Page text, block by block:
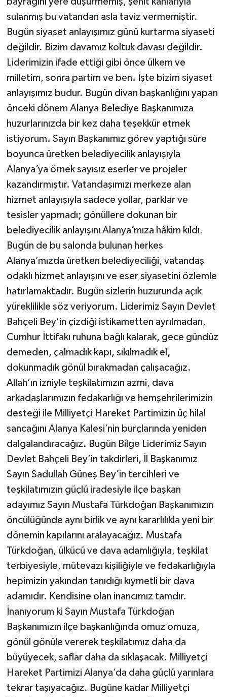
sulanmış bu vatandan asla taviz vermemiştir.
Bugün siyaset anlayışımız günü kurtarma siyaseti
değildir. Bizim davamız koltuk davası değildir.
Liderimizin ifade ettiği gibi önce ülkem ve
milletim, sonra partim ve ben. İşte bizim siyaset
anlayışımız budur. Bugün divan başkanlığını yapan
önceki dönem Alanya Belediye Başkanımıza
huzurlarınızda bir kez daha teşekkür etmek
istiyorum. Sayın Başkanımız görev yaptığı süre
boyunca üretken belediyecilik anlayışıyla
Alanya’ya örnek sayısız eserler ve projeler
kazandırmıştır. Vatandaşımızı merkeze alan
hizmet anlayışıyla sadece yollar, parklar ve
tesisler yapmadı; gönüllere dokunan bir
belediyecilik anlayışını Alanya’mıza hâkim kıldı.
Bugün de bu salonda bulunan herkes
Alanya’mızda üretken belediyeciliği, vatandaş
odaklı hizmet anlayışını ve eser siyasetini özlemle
hatırlamaktadır. Bugün sizlerin huzurunda açık
yüreklilikle söz veriyorum. Liderimiz Sayın Devlet
Bahçeli Bey’in çizdiği istikametten ayrılmadan,
Cumhur İttifakı ruhuna bağlı kalarak, gece gündüz
demeden, çalmadık kapı, sıkılmadık el,
dokunmadık gönül bırakmadan çalışacağız.
Allah’ın izniyle teşkilatımızın azmi, dava
arkadaşlarımızın fedakarlığı ve hemşehrilerimizin
desteği ile Milliyetçi Hareket Partimizin üç hilal
sancağını Alanya Kalesi’nin burçlarında yeniden
dalgalandıracağız. Bugün Bilge Liderimiz Sayın
Devlet Bahçeli Bey’in takdirleri, İl Başkanımız
Sayın Sadullah Güneş Bey’in tercihleri ve
teşkilatımızın güçlü iradesiyle ilçe başkan
adayımız Sayın Mustafa Türkdoğan Başkanımızın
öncülüğünde aynı birlik ve aynı kararlılıkla yeni bir
dönemin kapılarını aralayacağız. Mustafa
Türkdoğan, ülkücü ve dava adamlığıyla, teşkilat
terbiyesiyle, mütevazı kişiliğiyle ve fedakarlığıyla
hepimizin yakından tanıdığı kıymetli bir dava
adamıdır. Kendisine olan inancımız tamdır.
İnanıyorum ki Sayın Mustafa Türkdoğan
Başkanımızın ilçe başkanlığında omuz omuza,
gönül gönüle vererek teşkilatımız daha da
büyüyecek, saflar daha da sıklaşacak. Milliyetçi
Hareket Partimizi Alanya’da daha güçlü yarınlara
tekrar taşıyacağız. Bugüne kadar Milliyetçi